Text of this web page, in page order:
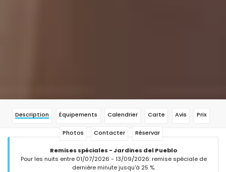
Description Équipements Calendrier Carte Avis Prix
Photos Contacter Réservar
Remises spéciales - Jardines del Pueblo
Pour les nuits entre 01/07/2026 - 13/09/2026: remise spéciale de
dernière minute jusqu'à 25 %.